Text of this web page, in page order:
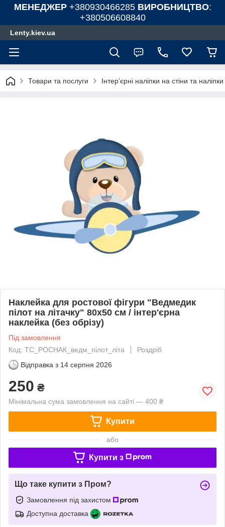
МЕНЕДЖЕР +380930466285 ВИРОБНИЦТВО:
+380506608840
Lenty.kiev.ua
Товари та послуги Інтер’єрні наліпки на стіни та
Наклейка для ростової фігури "Ведмедик
пілот на літачку" 80х50 см / інтер'єрна
наклейка (без обрізу)
Під замовлення
Код: ТС_РОСНАК_ведм_пілот_літа
Роздріб
Відправка з 14 серпня 2026
250 ₴
Мінімальна сума замовлення на сайті — 400 ₴
Купити
або
Купити з
Що таке купити з Пром?
Замовлення під захистом
Доступна доставка